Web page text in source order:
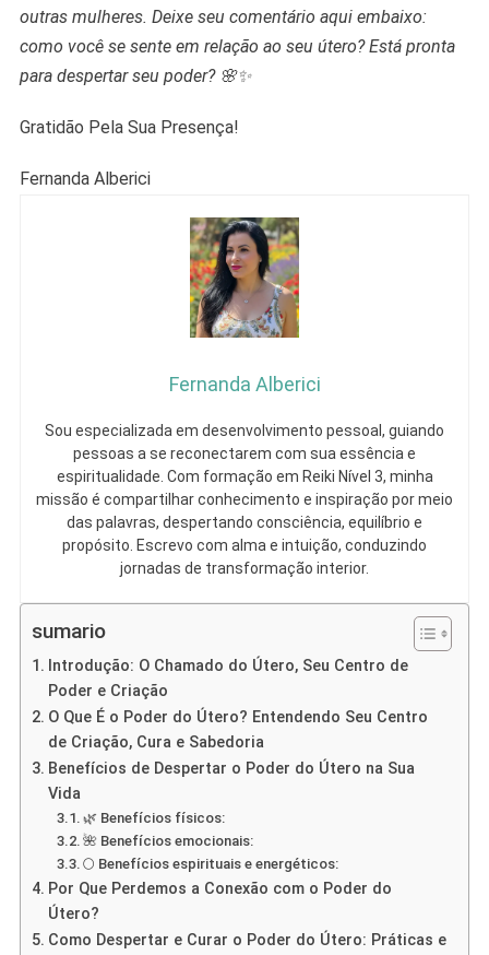
outras mulheres. Deixe seu comentário aqui embaixo:
como você se sente em relação ao seu útero? Está pronta
para despertar seu poder? 🌸✨
Gratidão Pela Sua Presença!
Fernanda Alberici
Fernanda Alberici
Sou especializada em desenvolvimento pessoal, guiando
pessoas a se reconectarem com sua essência e
espiritualidade. Com formação em Reiki Nível 3, minha
missão é compartilhar conhecimento e inspiração por meio
das palavras, despertando consciência, equilíbrio e
propósito. Escrevo com alma e intuição, conduzindo
jornadas de transformação interior.
sumario
Introdução: O Chamado do Útero, Seu Centro de
Poder e Criação
O Que É o Poder do Útero? Entendendo Seu Centro
de Criação, Cura e Sabedoria
Benefícios de Despertar o Poder do Útero na Sua
Vida
🌿 Benefícios físicos:
🌺 Benefícios emocionais:
🌕 Benefícios espirituais e energéticos:
Por Que Perdemos a Conexão com o Poder do
Útero?
Como Despertar e Curar o Poder do Útero: Práticas e